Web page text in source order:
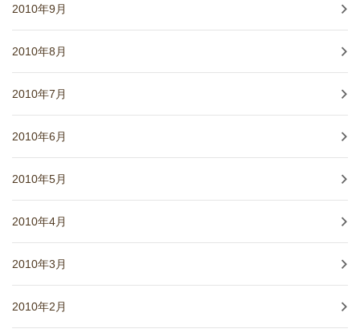
2010年9月
2010年8月
2010年7月
2010年6月
2010年5月
2010年4月
2010年3月
2010年2月